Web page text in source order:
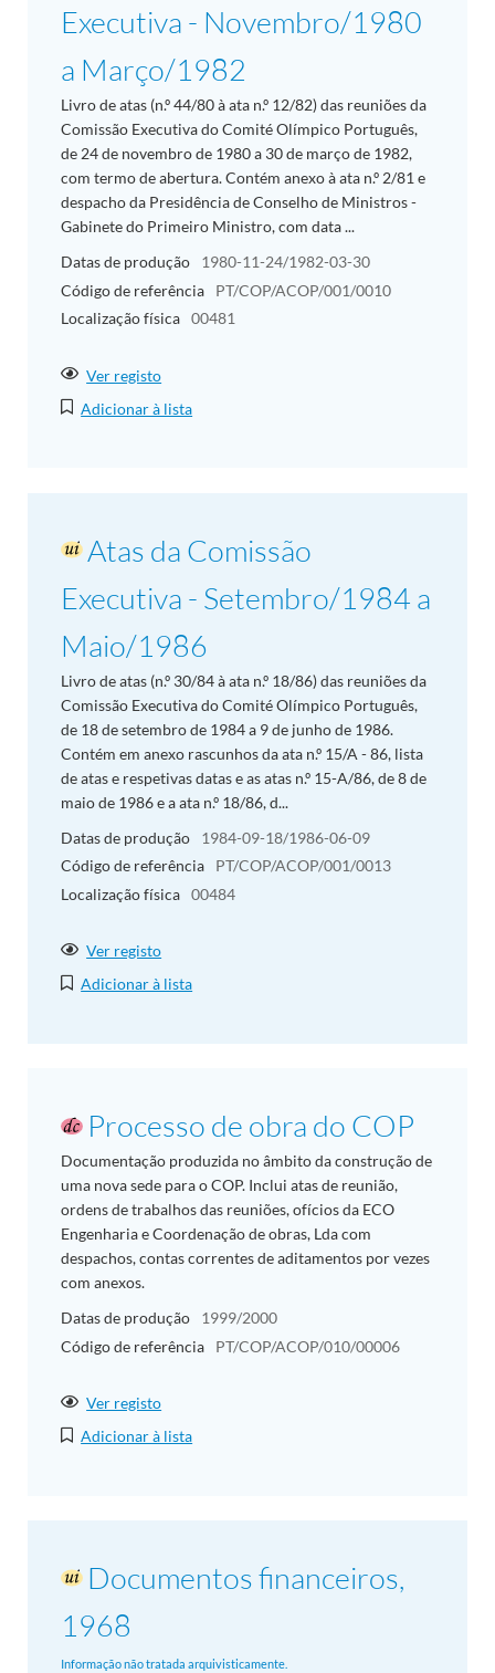
Executiva - Novembro/1980
a Março/1982
Livro de atas (n.º 44/80 à ata n.º 12/82) das reuniões da
Comissão Executiva do Comité Olímpico Português,
de 24 de novembro de 1980 a 30 de março de 1982,
com termo de abertura. Contém anexo à ata n.º 2/81 e
despacho da Presidência de Conselho de Ministros -
Gabinete do Primeiro Ministro, com data ...
Datas de produção
1980-11-24/1982-03-30
Código de referência
PT/COP/ACOP/001/0010
Localização física 00481
Ver registo
Adicionar à lista
Atas da Comissão
Executiva - Setembro/1984 a
Maio/1986
Livro de atas (n.º 30/84 à ata n.º 18/86) das reuniões da
Comissão Executiva do Comité Olímpico Português,
de 18 de setembro de 1984 a 9 de junho de 1986.
Contém em anexo rascunhos da ata n.º 15/A - 86, lista
de atas e respetivas datas e as atas n.º 15-A/86, de 8 de
maio de 1986 e a ata n.º 18/86, d...
Datas de produção
1984-09-18/1986-06-09
Código de referência
PT/COP/ACOP/001/0013
Localização física 00484
Ver registo
Adicionar à lista
Processo de obra do COP
Documentação produzida no âmbito da construção de
uma nova sede para o COP. Inclui atas de reunião,
ordens de trabalhos das reuniões, ofícios da ECO
Engenharia e Coordenação de obras, Lda com
despachos, contas correntes de aditamentos por vezes
com anexos.
Datas de produção
1999/2000
Código de referência
PT/COP/ACOP/010/00006
Ver registo
Adicionar à lista
Documentos financeiros,
1968
Informação não tratada arquivisticamente.